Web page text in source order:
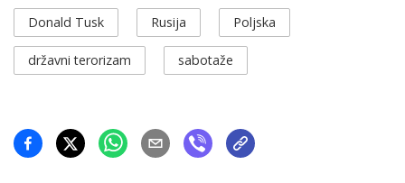
Donald Tusk Rusija Poljska
državni terorizam sabotaže